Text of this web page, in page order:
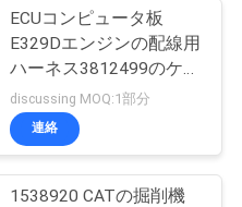
ニター
ECUコンピュータ板
E329Dエンジンの配線用
ハーネス3812499のケー
ブル ハーネス アセンブ
リ
discussing MOQ:1部分
連絡
1538920 CATの掘削機